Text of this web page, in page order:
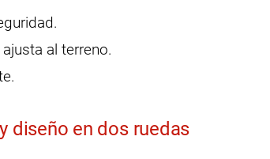
al terreno.
diseño en dos ruedas